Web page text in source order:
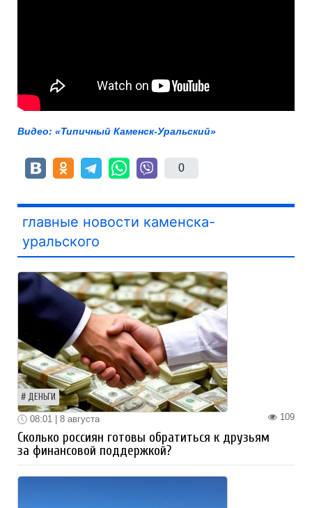
Видео: «Типичный Каменск-Уральский»
0
главные новости каменска-
уральского
ДЕНЬГИ
109
08:01 | 8 августа
Сколько россиян готовы обратиться к друзьям
за финансовой поддержкой?